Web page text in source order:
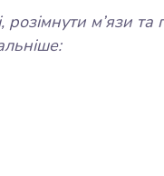
розімнути м’язи